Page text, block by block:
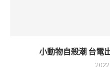
小動物自殺潮 台電